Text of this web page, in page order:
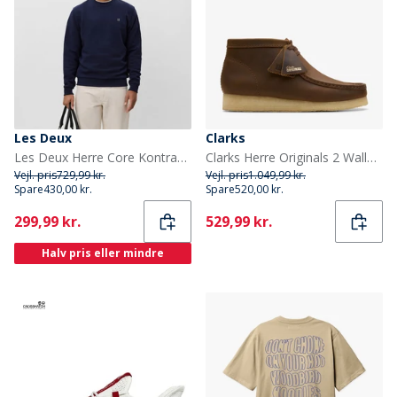
Les Deux
Les Deux Herre Core Kontrast Sweatshirt Dark Navy
Vejl. pris729,99 kr.
Spare430,00 kr.
Current
299,99 kr.
Halv pris eller mindre
Clarks
Clarks Herre Originals 2 Wallabee Boots 1211 Beeswax
Vejl. pris1.049,99 kr.
Spare520,00 kr.
Current
529,99 kr.